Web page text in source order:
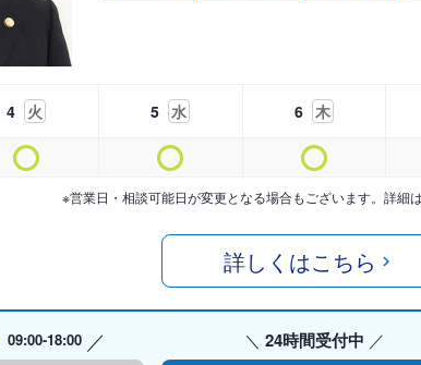
4 火 5 水 6 木
※営業日・相談可能日が変更となる場合もございます。詳細
詳しくはこちら
09:00-18:00 24時間受付中